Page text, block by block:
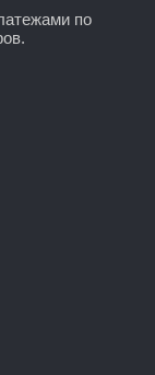
по